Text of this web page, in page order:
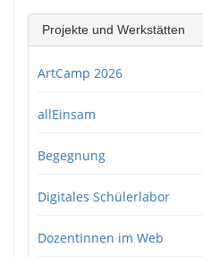
Projekte und Werkstätten
ArtCamp 2026
allEinsam
Begegnung
Digitales Schülerlabor
DozentInnen im Web